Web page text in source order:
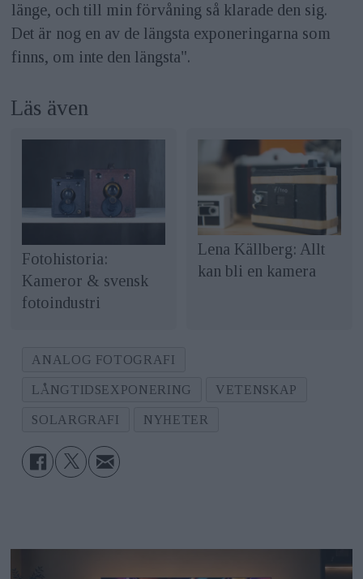
länge, och till min förvåning så klarade den sig.
Det är nog en av de längsta exponeringarna som
finns, om inte den längsta".
Läs även
Fotohistoria:
Kameror & svensk
fotoindustri
Lena Källberg: Allt
kan bli en kamera
ANALOG FOTOGRAFI
LÅNGTIDSEXPONERING VETENSKAP
SOLARGRAFI NYHETER